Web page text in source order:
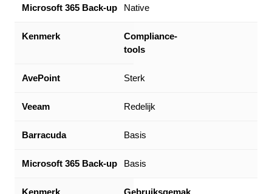
Native
Compliance-
tools
Sterk
Redelijk
Basis
Basis
Gebruiksgemak